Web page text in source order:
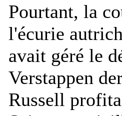
Pourtant, la
l'écurie
avait géré le
Verstappen
Russell